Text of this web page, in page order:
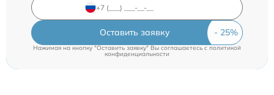
Оставить заявку
Нажимая на кнопку "Оставить заявку" Вы соглашаетесь c политикой
конфиденциальности